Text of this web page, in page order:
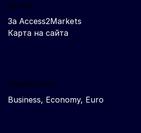
За нас
За Access2Markets
Карта на сайта
Related sites
Business, Economy, Euro